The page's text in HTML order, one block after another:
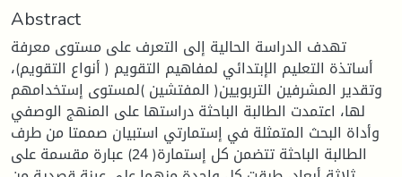
Abstract
تهدف الدراسة الحالية إلى التعرف على مستوى معرفة
أساتذة التعليم الإبتدائي لمفاهيم التقويم ( أنواع التقويم)،
وتقدير المشرفين التربويين( المفتشين )لمستوى إستخدامهم
لها، اعتمدت الطالبة الباحثة دراستها على المنهج الوصفي
وأداة البحث المتمثلة في إستمارتي استبيان صممتا من طرف
الطالبة الباحثة تتضمن كل إستمارة( 24) عبارة مقسمة على